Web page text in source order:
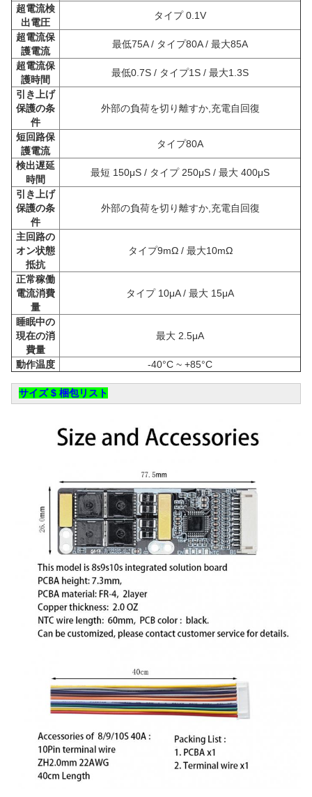
超電流検
出電圧
タイプ 0.1V
超電流保
護電流
最低75A / タイプ80A / 最大85A
超電流保
護時間
最低0.7S / タイプ1S / 最大1.3S
引き上げ
保護の条
件
外部の負荷を切り離すか,充電自回復
短回路保
護電流
タイプ80A
検出遅延
時間
最短 150μS / タイプ 250μS / 最大 400μS
引き上げ
保護の条
件
外部の負荷を切り離すか,充電自回復
主回路の
オン状態
抵抗
タイプ9mΩ / 最大10mΩ
正常稼働
電流消費
量
タイプ 10μA / 最大 15μA
睡眠中の
現在の消
費量
最大 2.5μA
動作温度 -40°C ~ +85°C
サイズ $ 梱包リスト